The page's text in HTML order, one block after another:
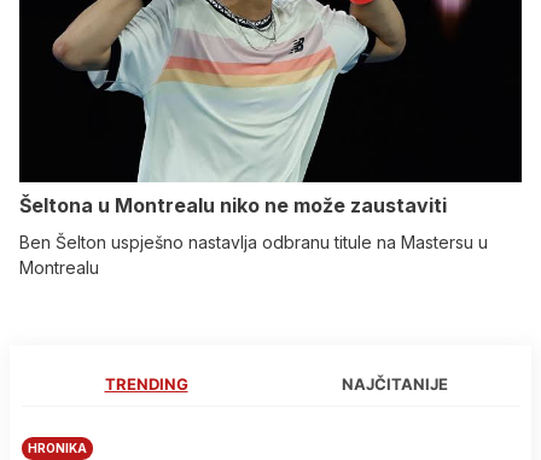
Šeltona u Montrealu niko ne može zaustaviti
Ben Šelton uspješno nastavlja odbranu titule na Mastersu u
Montrealu
TRENDING NAJČITANIJE
HRONIKA